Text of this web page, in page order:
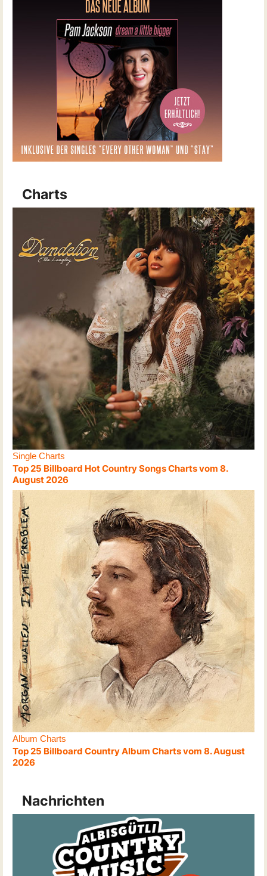
Charts
Single Charts
Top 25 Billboard Hot Country Songs Charts vom 8.
August 2026
Album Charts
Top 25 Billboard Country Album Charts vom 8. August
2026
Nachrichten